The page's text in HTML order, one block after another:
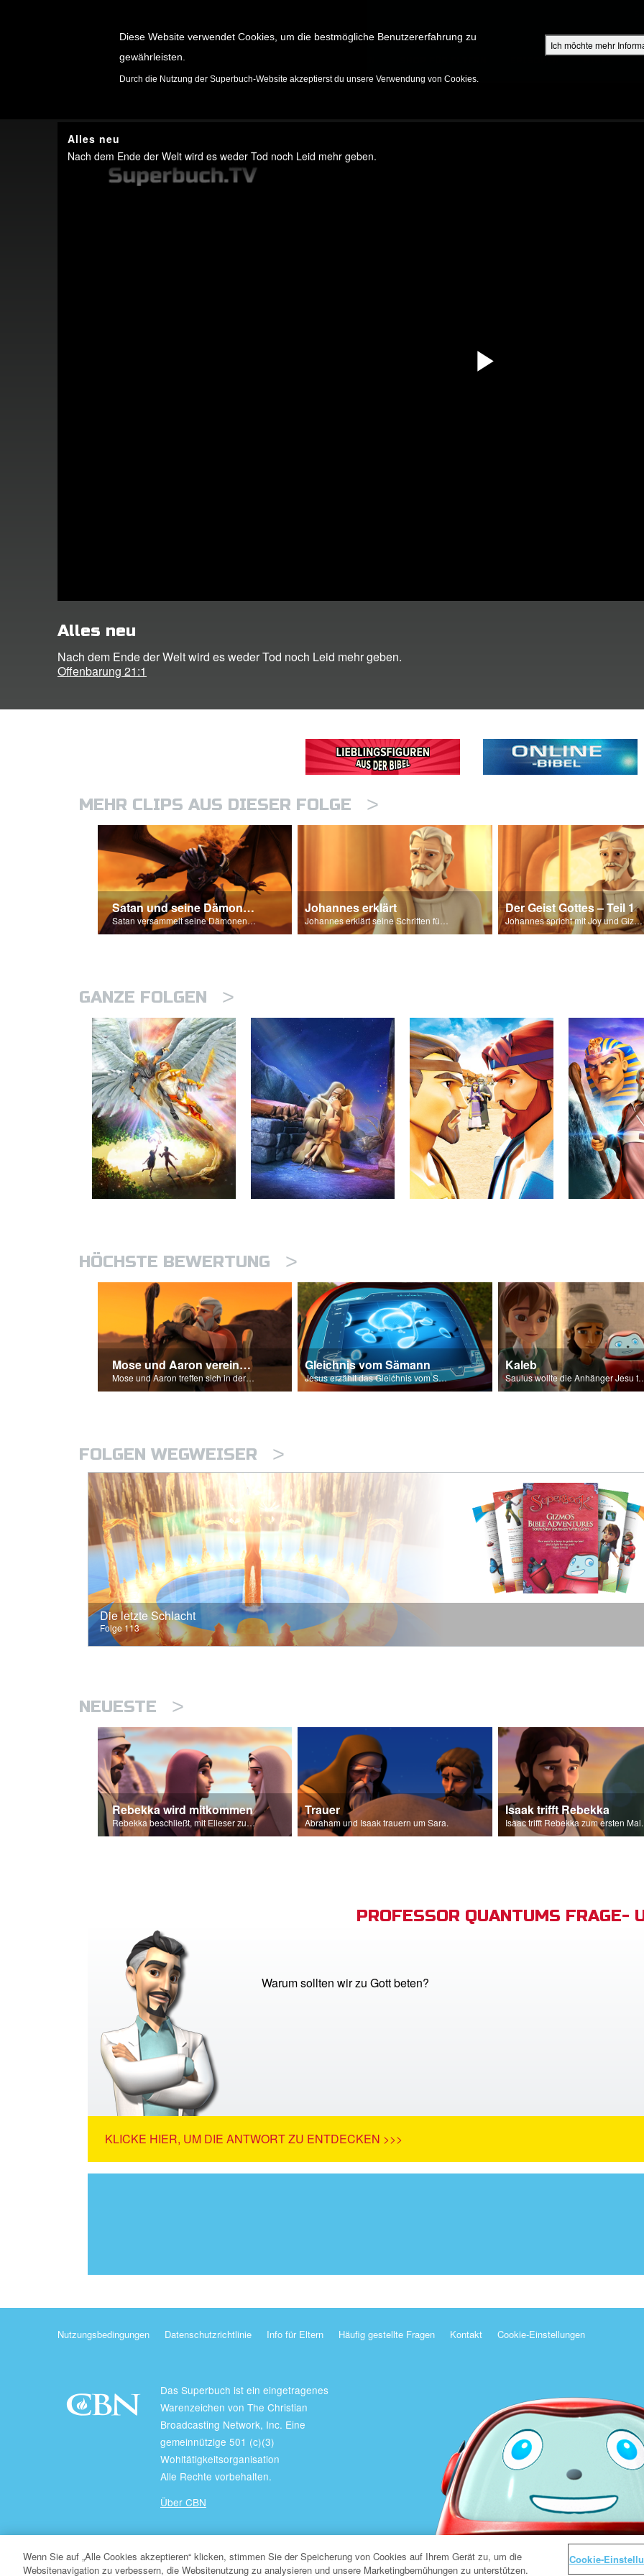
Diese Website verwendet Cookies, um die bestmögliche Benutzererfahrung zu
gewährleisten.
Durch die Nutzung der Superbuch-Website akzeptierst du unsere Verwendung von Cookies.
Ich möchte mehr
Alles neu
Nach dem Ende der Welt wird es weder Tod noch Leid mehr geben.
Offenbarung 21:1
MEHR CLIPS AUS DIESER FOLGE >
Satan und seine Dämonen
Satan versammelt seine Dämonen für die letzte Schlacht – Armageddon!
Johannes erklärt
Johannes erklärt seine Schriften für das Buch der Offenbarung.
Der Geist Gottes – Teil 1
Johannes spricht mit Joy und Gizmo über den Heiligen Geist.
GANZE FOLGEN >
HÖCHSTE BEWERTUNG >
Mose und Aaron vereinen sich wieder
Mose und Aaron treffen sich in der Wildnis.
Gleichnis vom Sämann
Jesus erzählt das Gleichnis vom Sämann.
Kaleb
Saulus wollte die
FOLGEN WEGWEISER >
Die letzte Schlacht
Folge 113
NEUESTE >
Rebekka wird mitkommen
Rebekka beschließt, mit Elieser zu gehen, um Isaaks Frau zu werden.
Trauer
Abraham und Isaak trauern um Sara.
Isaak trifft Rebekka
Isaac trifft Rebekka zum ersten Mal.
PROFESSOR QUANTUMS FRAGE-
Warum sollten wir zu Gott beten?
KLICKE HIER, UM DIE ANTWORT ZU ENTDECKEN >>>
Nutzungsbedingungen Datenschutzrichtlinie Info für Eltern Häufig gestellte Fragen Kontakt Cookie-Einstellungen
Das Superbuch ist ein eingetragenes
Warenzeichen von The Christian
Broadcasting Network, Inc. Eine
gemeinnützige 501 (c)(3)
Wohltätigkeitsorganisation
Alle Rechte vorbehalten.
Über CBN
© Copyright 2026 Christian Broadcasting Network.
Wenn Sie auf „Alle Cookies akzeptieren“ klicken, stimmen Sie der Speicherung von Cookies auf Ihrem Gerät zu, um die
Websitenavigation zu verbessern, die Websitenutzung zu analysieren und unsere Marketingbemühungen zu unterstützen.
Cookie-